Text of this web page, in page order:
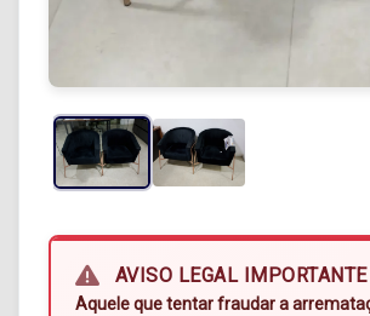
AVISO LEGAL IMPORTANTE
Aquele que tentar fraudar a